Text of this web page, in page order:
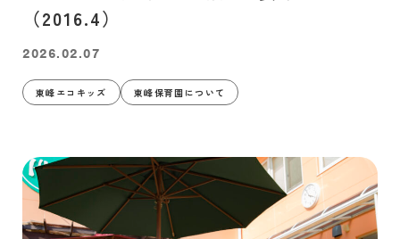
（2016.4）
2026.02.07
東峰エコキッズ 東峰保育園について